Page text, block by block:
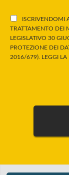
ISCRIVENDOMI
TRATTAMENTO DEI
LEGISLATIVO 30
PROTEZIONE DEI
2016/679). LEGGI LA